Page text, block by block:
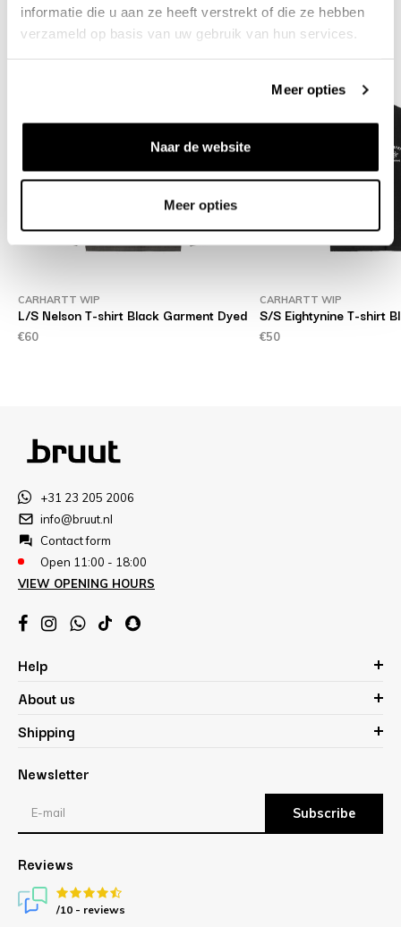
informatie die u aan ze heeft verstrekt of die ze hebben
verzameld op basis van uw gebruik van hun services.
Meer opties
Naar de website
Meer opties
Related products
CARHARTT WIP
L/S Nelson T-shirt Black Garment Dyed
€60
CARHARTT WIP
S/S Eightynine T-shirt
€50
+31 23 205 2006
info@bruut.nl
Contact form
Open 11:00 - 18:00
VIEW OPENING HOURS
Help
About us
Shipping
Newsletter
Subscribe
Reviews
/10 - reviews